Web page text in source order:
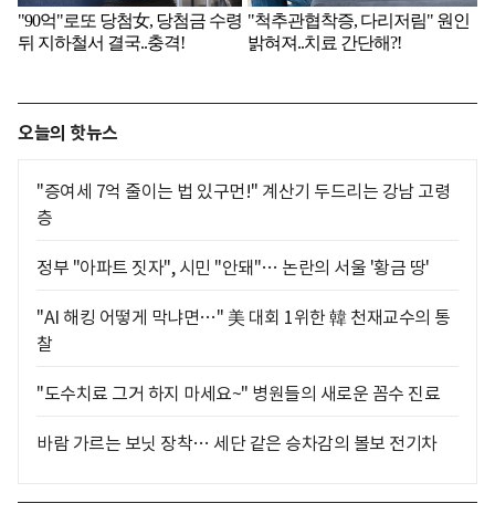
오늘의 핫뉴스
"증여세 7억 줄이는 법 있구먼!" 계산기 두드리는 강남 고령
층
정부 "아파트 짓자", 시민 "안돼"… 논란의 서울 '황금 땅'
"AI 해킹 어떻게 막냐면…" 美 대회 1위한 韓 천재교수의 통
찰
"도수치료 그거 하지 마세요~" 병원들의 새로운 꼼수 진료
바람 가르는 보닛 장착… 세단 같은 승차감의 볼보 전기차